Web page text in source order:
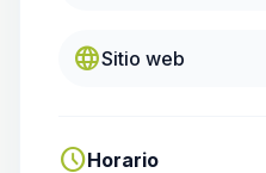
languageSitio web
scheduleHorario